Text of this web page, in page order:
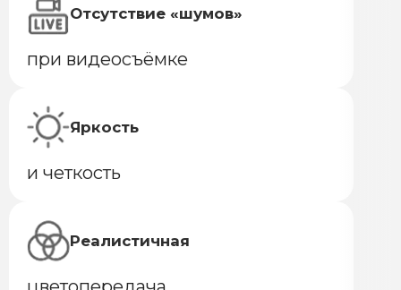
Отсутствие «шумов»
при видеосъёмке
Яркость
и четкость
Реалистичная